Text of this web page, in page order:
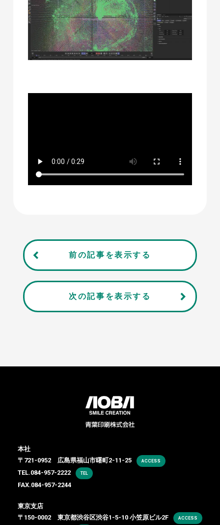
前の記事を表示する
次の記事を表示する
本社
〒721-0952 広島県福山市曙町2-11-25
ACCESS
TEL.084-957-2222 TEL
FAX.084-957-2244
東京支店
〒150-0002 東京都渋谷区渋谷1-5-10 小笠原ビル2F
ACCESS